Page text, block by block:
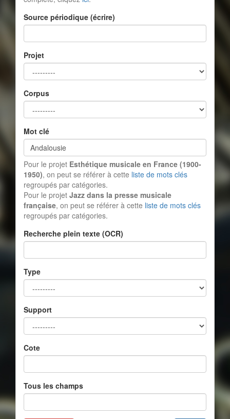
Source périodique (écrire)
Projet
Corpus
Mot clé
Pour le projet Esthétique musicale en France (1900-
1950), on peut se référer à cette liste de mots clés
regroupés par catégories.
Pour le projet Jazz dans la presse musicale
française, on peut se référer à cette liste de mots clés
regroupés par catégories.
Recherche plein texte (OCR)
Type
Support
Cote
Tous les champs